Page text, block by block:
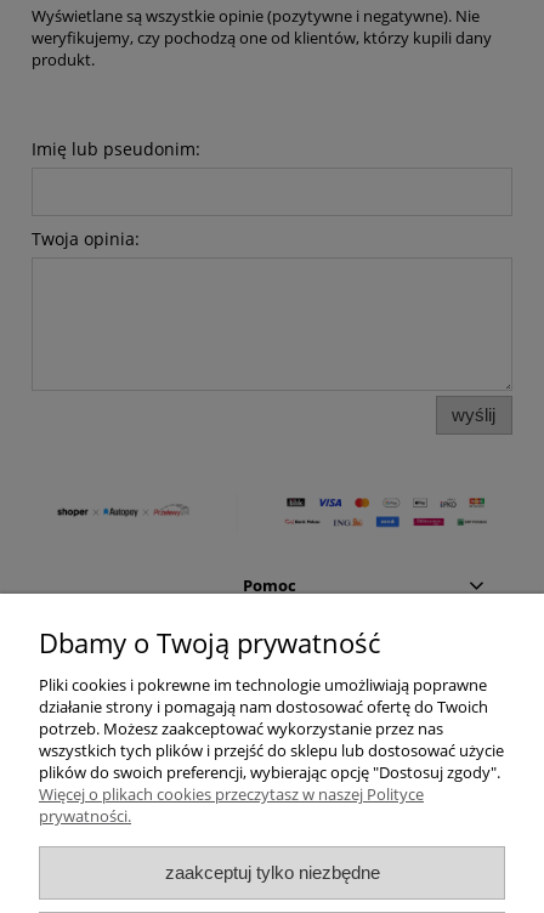
Wyświetlane są wszystkie opinie (pozytywne i negatywne). Nie
weryfikujemy, czy pochodzą one od klientów, którzy kupili dany
produkt.
Imię lub pseudonim:
Twoja opinia:
wyślij
Pomoc
Moje konto
Płatności i dostawa
Informacje
Vincent Garage
Dbamy o Twoją prywatność
Pliki cookies i pokrewne im technologie umożliwiają poprawne
działanie strony i pomagają nam dostosować ofertę do Twoich
potrzeb. Możesz zaakceptować wykorzystanie przez nas
wszystkich tych plików i przejść do sklepu lub dostosować użycie
plików do swoich preferencji, wybierając opcję "Dostosuj zgody".
Więcej o plikach cookies przeczytasz w naszej Polityce
prywatności.
zaakceptuj tylko niezbędne